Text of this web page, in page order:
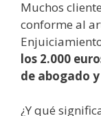
Muchos
conforme al
los 2.000
de abogado
¿Y qué